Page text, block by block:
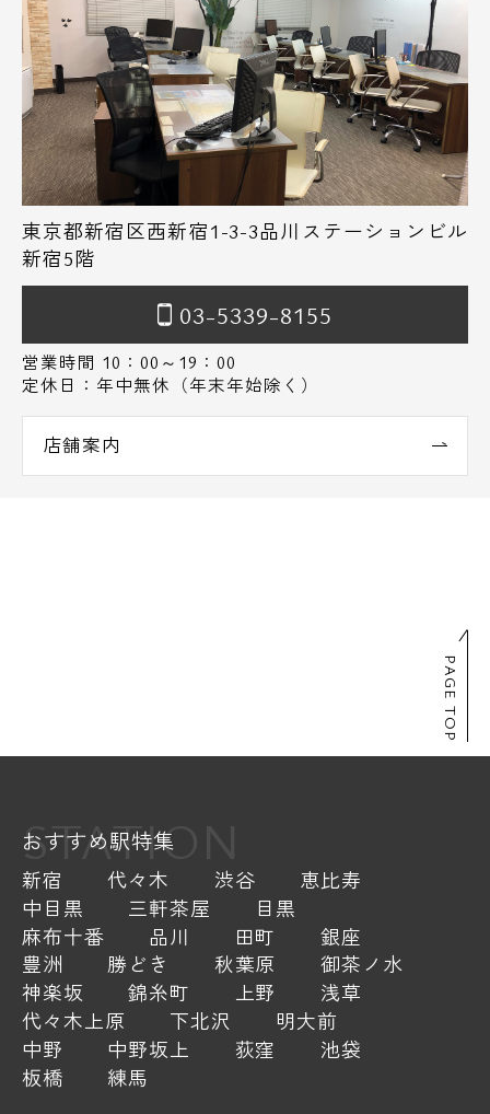
東京都新宿区西新宿1-3-3品川ステーションビル
新宿5階
03-5339-8155
営業時間 10：00～19：00
定休日：年中無休（年末年始除く）
店舗案内
PAGE TOP
STATION
おすすめ駅特集
新宿 代々木 渋谷
恵比寿
中目黒
三軒茶屋
目黒
麻布十番
品川 田町
銀座
豊洲
勝どき 秋葉原
御茶ノ水
神楽坂
錦糸町 上野
浅草
代々木上原
下北沢
明大前
中野
中野坂上 荻窪
池袋
板橋
練馬